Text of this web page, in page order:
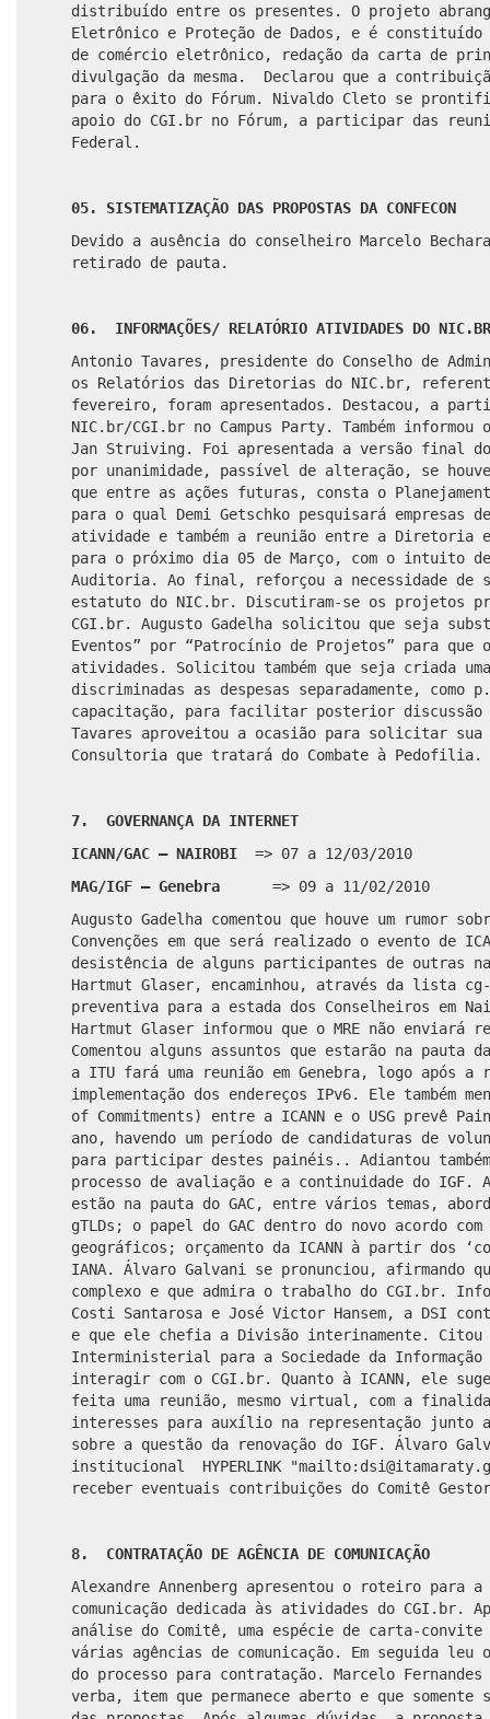
distribuído entre os presentes. O projeto
Eletrônico e Proteção de Dados, e é constituído
de comércio eletrônico, redação da carta de
divulgação da mesma. Declarou que a
para o êxito do Fórum. Nivaldo Cleto se
apoio do CGI.br no Fórum, a participar das
Federal.
05. SISTEMATIZAÇÃO DAS PROPOSTAS DA CONFECON
Devido a ausência do conselheiro Marcelo
retirado de pauta.
06. INFORMAÇÕES/ RELATÓRIO ATIVIDADES DO NIC.BR
Antonio Tavares, presidente do Conselho de
os Relatórios das Diretorias do NIC.br,
fevereiro, foram apresentados. Destacou, a
NIC.br/CGI.br no Campus Party. Também
Jan Struiving. Foi apresentada a versão final do
por unanimidade, passível de alteração, se
que entre as ações futuras, consta o
para o qual Demi Getschko pesquisará empresas
atividade e também a reunião entre a Diretoria
para o próximo dia 05 de Março, com o intuito
Auditoria. Ao final, reforçou a necessidade de
estatuto do NIC.br. Discutiram-se os projetos
CGI.br. Augusto Gadelha solicitou que seja
Eventos” por “Patrocínio de Projetos” para que
atividades. Solicitou também que seja criada
discriminadas as despesas separadamente, como
capacitação, para facilitar posterior discussão
Tavares aproveitou a ocasião para solicitar sua
Consultoria que tratará do Combate à Pedofilia.
7. GOVERNANÇA DA INTERNET
ICANN/GAC – NAIROBI
=> 07 a 12/03/2010
MAG/IGF – Genebra
=> 09 a 11/02/2010
Augusto Gadelha comentou que houve um rumor
Convenções em que será realizado o evento de
desistência de alguns participantes de outras
Hartmut Glaser, encaminhou, através da lista cg-
preventiva para a estada dos Conselheiros em
Hartmut Glaser informou que o MRE não enviará
Comentou alguns assuntos que estarão na pauta
a ITU fará uma reunião em Genebra, logo após
implementação dos endereços IPv6. Ele também
of Commitments) entre a ICANN e o USG prevê
ano, havendo um período de candidaturas de
para participar destes painéis.. Adiantou
processo de avaliação e a continuidade do IGF.
estão na pauta do GAC, entre vários temas,
gTLDs; o papel do GAC dentro do novo acordo com
geográficos; orçamento da ICANN à partir dos
IANA. Álvaro Galvani se pronunciou, afirmando
complexo e que admira o trabalho do CGI.br.
Costi Santarosa e José Victor Hansem, a DSI
e que ele chefia a Divisão interinamente. Citou
Interministerial para a Sociedade da Informação
interagir com o CGI.br. Quanto à ICANN, ele
feita uma reunião, mesmo virtual, com a
interesses para auxílio na representação junto
sobre a questão da renovação do IGF. Álvaro
institucional
HYPERLINK
receber eventuais contribuições do Comitê Gestor
8. CONTRATAÇÃO DE AGÊNCIA DE COMUNICAÇÃO
Alexandre Annenberg apresentou o roteiro para a
comunicação dedicada às atividades do CGI.br.
análise do Comitê, uma espécie de carta-convite
várias agências de comunicação. Em seguida leu
do processo para contratação. Marcelo
verba, item que permanece aberto e que